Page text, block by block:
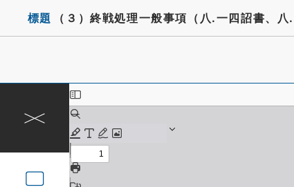
標題 （３）終戦処理一般事項（八.一四詔書